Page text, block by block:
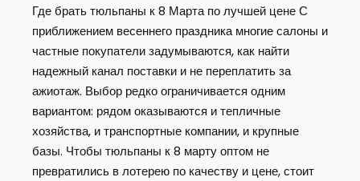
Где брать тюльпаны к 8 Марта по лучшей цене С
приближением весеннего праздника многие салоны и
частные покупатели задумываются, как найти
надежный канал поставки и не переплатить за
ажиотаж. Выбор редко ограничивается одним
вариантом: рядом оказываются и тепличные
хозяйства, и транспортные компании, и крупные
базы. Чтобы тюльпаны к 8 марту оптом не
превратились в лотерею по качеству и цене, стоит